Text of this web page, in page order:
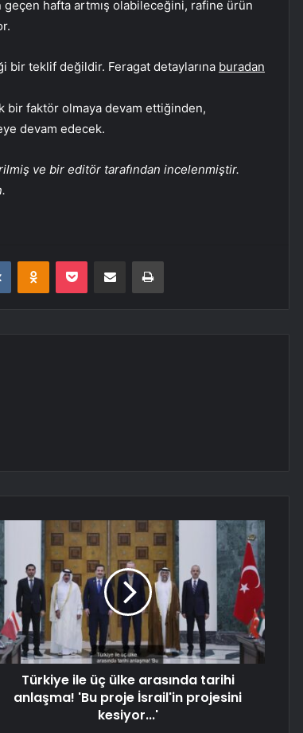
geçen hafta artmış olabileceğini, rafine ürün
bir teklif değildir. Feragat detaylarına buradan
bir faktör olmaya devam ettiğinden,
devam edecek.
ve bir editör tarafından incelenmiştir.
VKontakteOdnoklassniki
Pocket E-Posta ile paylaş Yazdır
Türkiye ile üç ülke arasında tarihi
anlaşma! 'Bu proje İsrail'in projesini
kesiyor...'